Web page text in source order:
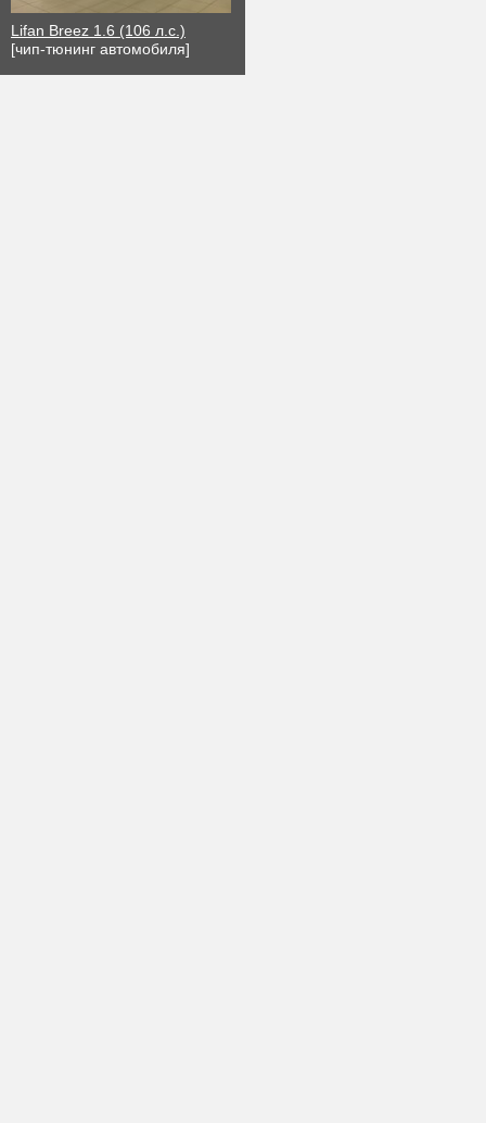
Lifan Breez 1.6 (106 л.с.)
[чип-тюнинг автомобиля]